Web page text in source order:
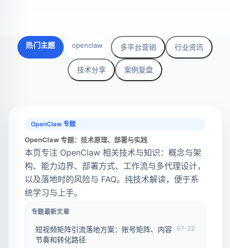
热门主题 openclaw 多平台营销 行业资讯
技术分享 案例复盘
OpenClaw 专题
OpenClaw 专题：技术原理、部署与实践
本页专注 OpenClaw 相关技术与知识：概念与架
构、能力边界、部署方式、工作流与多代理设计，
以及落地时的风险与 FAQ。纯技术解读，便于系
统学习与上手。
专题最新文章
短视频矩阵引流落地方案：账号矩阵、内容
节奏和转化路径
07-22